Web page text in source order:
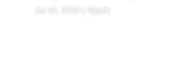
Jul 14, 2014 Vijesti